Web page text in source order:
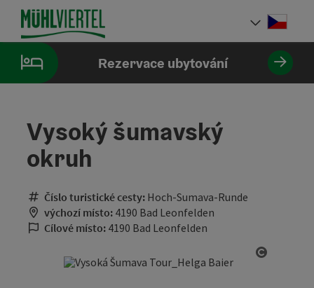
ObsahAccesskey
[0]
NavigaceAccesskey
[1]
Začátek stránky
Volba
Rezervace ubytování
Vysoký šumavský
okruh
Číslo turistické cesty: Hoch-Sumava-Runde
výchozí místo: 4190 Bad Leonfelden
Cílové místo: 4190 Bad Leonfelden